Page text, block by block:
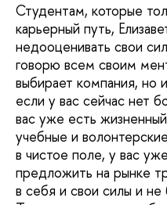
Студентам, которые
карьерный путь,
недооценивать свои
говорю всем своим
выбирает компания, но
если у вас сейчас нет
вас уже есть
учебные и
в чистое поле, у вас
предложить на рынке
в себя и свои силы и не